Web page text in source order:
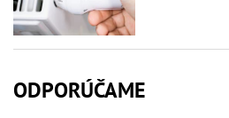
ODPORÚČAME